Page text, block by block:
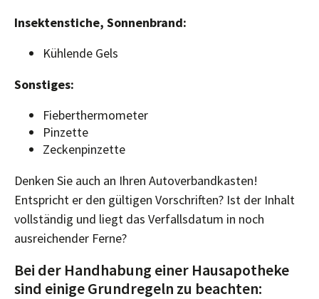
Insektenstiche, Sonnenbrand:
Kühlende Gels
Sonstiges:
Fieberthermometer
Pinzette
Zeckenpinzette
Denken Sie auch an Ihren Autoverbandkasten!
Entspricht er den gültigen Vorschriften? Ist der Inhalt
vollständig und liegt das Verfallsdatum in noch
ausreichender Ferne?
Bei der Handhabung einer Hausapotheke
sind einige Grundregeln zu beachten: